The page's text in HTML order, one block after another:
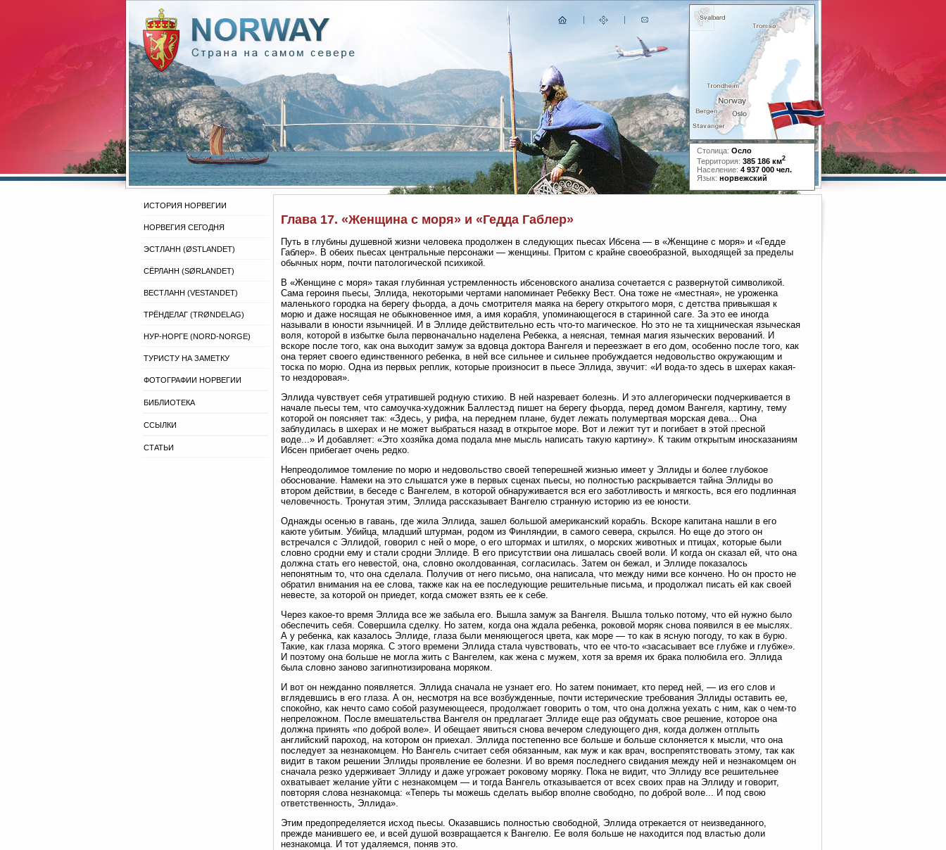
Столица: Осло
Территория: 385 186 км2
Население: 4 937 000 чел.
Язык: норвежский
ИСТОРИЯ НОРВЕГИИ
НОРВЕГИЯ СЕГОДНЯ
ЭСТЛАНН (ØSTLANDET)
СЁРЛАНН (SØRLANDET)
ВЕСТЛАНН (VESTANDET)
ТРЁНДЕЛАГ (TRØNDELAG)
НУР-НОРГЕ (NORD-NORGE)
ТУРИСТУ НА ЗАМЕТКУ
ФОТОГРАФИИ НОРВЕГИИ
БИБЛИОТЕКА
ССЫЛКИ
СТАТЬИ
Глава 17. «Женщина с моря» и «Гедда Габлер»
Путь в глубины душевной жизни человека продолжен в следующих пьесах Ибсена — в «Женщине с моря» и «Гедде
Габлер». В обеих пьесах центральные персонажи — женщины. Притом с крайне своеобразной, выходящей за пределы
обычных норм, почти патологической психикой.
В «Женщине с моря» такая глубинная устремленность ибсеновского анализа сочетается с развернутой символикой.
Сама героиня пьесы, Эллида, некоторыми чертами напоминает Ребекку Вест. Она тоже не «местная», не уроженка
маленького городка на берегу фьорда, а дочь смотрителя маяка на берегу открытого моря, с детства привыкшая к
морю и даже носящая не обыкновенное имя, а имя корабля, упоминающегося в старинной саге. За это ее иногда
называли в юности язычницей. И в Эллиде действительно есть что-то магическое. Но это не та хищническая языческая
воля, которой в избытке была первоначально наделена Ребекка, а неясная, темная магия языческих верований. И
вскоре после того, как она выходит замуж за вдовца доктора Вангеля и переезжает в его дом, особенно после того, как
она теряет своего единственного ребенка, в ней все сильнее и сильнее пробуждается недовольство окружающим и
тоска по морю. Одна из первых реплик, которые произносит в пьесе Эллида, звучит: «И вода-то здесь в шхерах какая-
то нездоровая».
Эллида чувствует себя утратившей родную стихию. В ней назревает болезнь. И это аллегорически подчеркивается в
начале пьесы тем, что самоучка-художник Баллестэд пишет на берегу фьорда, перед домом Вангеля, картину, тему
которой он поясняет так: «Здесь, у рифа, на переднем плане, будет лежать полумертвая морская дева... Она
заблудилась в шхерах и не может выбраться назад в открытое море. Вот и лежит тут и погибает в этой пресной
воде...» И добавляет: «Это хозяйка дома подала мне мысль написать такую картину». К таким открытым иносказаниям
Ибсен прибегает очень редко.
Непреодолимое томление по морю и недовольство своей теперешней жизнью имеет у Эллиды и более глубокое
обоснование. Намеки на это слышатся уже в первых сценах пьесы, но полностью раскрывается тайна Эллиды во
втором действии, в беседе с Вангелем, в которой обнаруживается вся его заботливость и мягкость, вся его подлинная
человечность. Тронутая этим, Эллида рассказывает Вангелю странную историю из ее юности.
Однажды осенью в гавань, где жила Эллида, зашел большой американский корабль. Вскоре капитана нашли в его
каюте убитым. Убийца, младший штурман, родом из Финляндии, в самого севера, скрылся. Но еще до этого он
встречался с Эллидой, говорил с ней о море, о его штормах и штилях, о морских животных и птицах, которые были
словно сродни ему и стали сродни Эллиде. В его присутствии она лишалась своей воли. И когда он сказал ей, что она
должна стать его невестой, она, словно околдованная, согласилась. Затем он бежал, и Эллиде показалось
непонятным то, что она сделала. Получив от него письмо, она написала, что между ними все кончено. Но он просто не
обратил внимания на ее слова, также как на ее последующие решительные письма, и продолжал писать ей как своей
невесте, за которой он приедет, когда сможет взять ее к себе.
Через какое-то время Эллида все же забыла его. Вышла замуж за Вангеля. Вышла только потому, что ей нужно было
обеспечить себя. Совершила сделку. Но затем, когда она ждала ребенка, роковой моряк снова появился в ее мыслях.
А у ребенка, как казалось Эллиде, глаза были меняющегося цвета, как море — то как в ясную погоду, то как в бурю.
Такие, как глаза моряка. С этого времени Эллида стала чувствовать, что ее что-то «засасывает все глубже и глубже».
И поэтому она больше не могла жить с Вангелем, как жена с мужем, хотя за время их брака полюбила его. Эллида
была словно заново загипнотизирована моряком.
И вот он нежданно появляется. Эллида сначала не узнает его. Но затем понимает, кто перед ней, — из его слов и
вглядевшись в его глаза. А он, несмотря на все возбужденные, почти истерические требования Эллиды оставить ее,
спокойно, как нечто само собой разумеющееся, продолжает говорить о том, что она должна уехать с ним, как о чем-то
непреложном. После вмешательства Вангеля он предлагает Эллиде еще раз обдумать свое решение, которое она
должна принять «по доброй воле». И обещает явиться снова вечером следующего дня, когда должен отплыть
английский пароход, на котором он приехал. Эллида постепенно все больше и больше склоняется к мысли, что она
последует за незнакомцем. Но Вангель считает себя обязанным, как муж и как врач, воспрепятствовать этому, так как
видит в таком решении Эллиды проявление ее болезни. И во время последнего свидания между ней и незнакомцем он
сначала резко удерживает Эллиду и даже угрожает роковому моряку. Пока не видит, что Эллиду все решительнее
охватывает желание уйти с незнакомцем — и тогда Вангель отказывается от всех своих прав на Эллиду и говорит,
повторяя слова незнакомца: «Теперь ты можешь сделать выбор вполне свободно, по доброй воле... И под свою
ответственность, Эллида».
Этим предопределяется исход пьесы. Оказавшись полностью свободной, Эллида отрекается от неизведанного,
прежде манившего ее, и всей душой возвращается к Вангелю. Ее воля больше не находится под властью доли
незнакомца. И тот удаляемся, поняв это.